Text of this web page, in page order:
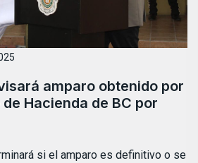
amparo obtenido por
Hacienda de BC por
si el amparo es definitivo o se